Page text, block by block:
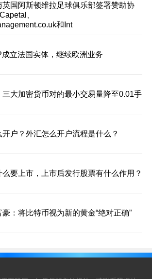
英国阿斯顿维拉足球俱乐部签署赞助协
、
和Int
立法国实体，继续欧洲业务
三大加密货币对的最小交易量降至0.01手
开户？外汇怎么开户流程是什么？
么要上市，上市后发行股票有什么作用？
：将比特币视为新的黄金“绝对正确”